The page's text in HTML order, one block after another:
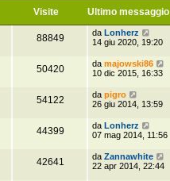
Visite Ultimo messaggio
88849 da Lonherz
14 giu 2020, 19:20
50420 da majowski86
10 dic 2015, 16:33
54122 da pigro
26 giu 2014, 13:59
44399 da Lonherz
07 mag 2014, 11:56
42641 da Zannawhite
22 apr 2014, 22:44